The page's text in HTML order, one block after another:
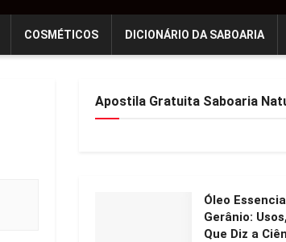
COSMÉTICOS DICIONÁRIO DA SABOARIA
Apostila Gratuita Saboaria
Óleo
Gerânio:
Que Diz a